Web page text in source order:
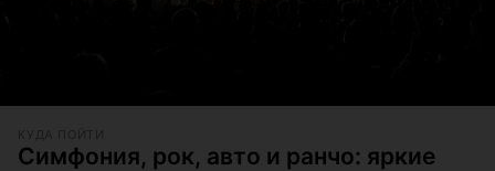
Симфония, рок, авто и ранчо: яркие